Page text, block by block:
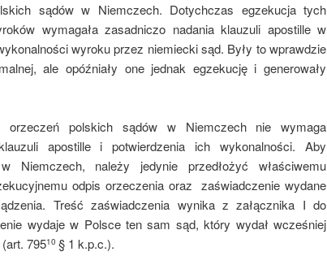
sądów w Niemczech. Dotychczas egzekucja tych
wymagała zasadniczo nadania klauzuli apostille w
wyroku przez niemiecki sąd. Były to wprawdzie
ale opóźniały one jednak egzekucję i generowały
orzeczeń polskich sądów w Niemczech nie wymaga
apostille i potwierdzenia ich wykonalności. Aby
Niemczech, należy jedynie przedłożyć właściwemu
odpis orzeczenia oraz zaświadczenie wydane
Treść zaświadczenia wynika z załącznika I do
wydaje w Polsce ten sam sąd, który wydał wcześniej
79510 § 1 k.p.c.).